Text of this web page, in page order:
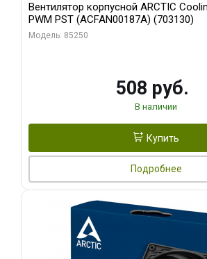
Вентилятор корпусной ARCTIC
PWM PST (ACFAN00187A) (703130)
Модель: 85250
508 руб.
В наличии
Купить
Подробнее